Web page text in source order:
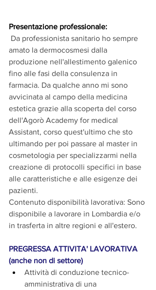
Presentazione professionale:
Da professionista sanitario ho sempre
amato la dermocosmesi dalla
produzione nell'allestimento galenico
fino alle fasi della consulenza in
farmacia. Da qualche anno mi sono
avvicinata al campo della medicina
estetica grazie alla scoperta del corso
dell'Agorò Academy for medical
Assistant, corso quest'ultimo che sto
ultimando per poi passare al master in
cosmetologia per specializzarmi nella
creazione di protocolli specifici in base
alle caratteristiche e alle esigenze dei
pazienti.
Contenuto disponibilità lavorativa: Sono
disponibile a lavorare in Lombardia e/o
in trasferta in altre regioni e all'estero.
PREGRESSA ATTIVITA' LAVORATIVA
(anche non di settore)
Attività di conduzione tecnico-
amministrativa di una